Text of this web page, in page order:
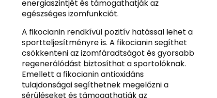
energiaszintjét és támogathatják az
egészséges izomfunkciót.
A fikocianin rendkívül pozitív hatással lehet a
sportteljesítményre is. A fikocianin segíthet
csökkenteni az izomfáradtságot és gyorsabb
regenerálódást biztosíthat a sportolóknak.
Emellett a fikocianin antioxidáns
tulajdonságai segíthetnek megelőzni a
sérüléseket és támogathatják az